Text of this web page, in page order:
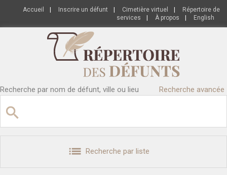
Accueil Inscrire un défunt Cimetière virtuel
Répertoire de
services
À propos English
Recherche par nom de défunt, ville ou lieu Recherche avancée
Recherche par liste